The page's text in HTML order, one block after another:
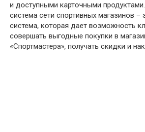
и доступными карточными
система сети спортивных магазинов –
система, которая дает возможность
совершать выгодные покупки в
«Спортмастера», получать скидки и